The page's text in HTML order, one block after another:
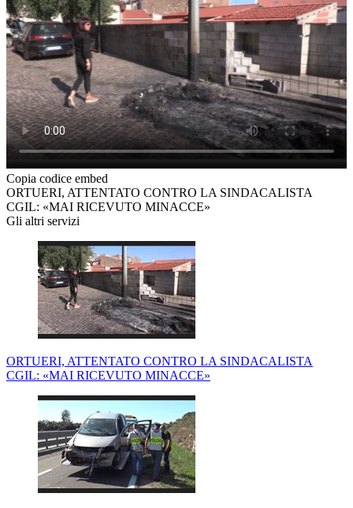
Copia codice embed
ORTUERI, ATTENTATO CONTRO LA SINDACALISTA
CGIL: «MAI RICEVUTO MINACCE»
Gli altri servizi
ORTUERI, ATTENTATO CONTRO LA SINDACALISTA
CGIL: «MAI RICEVUTO MINACCE»